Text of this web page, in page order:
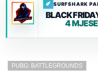
SURFSHARK
BLACK
4
PUBG: BATTLEGROUNDS